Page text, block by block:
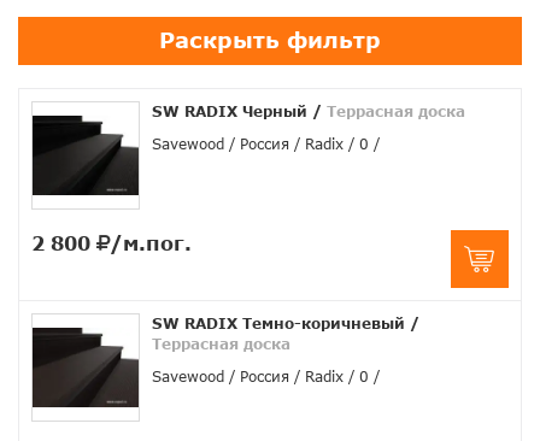
Раскрыть фильтр
SW RADIX Черный / Террасная доска
Savewood
Россия Radix 0
2 800 /м.пог.
SW RADIX Темно-коричневый /
Террасная доска
Savewood
Россия Radix 0